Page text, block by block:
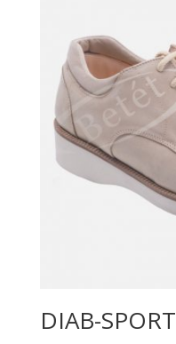
DIAB-SPORT